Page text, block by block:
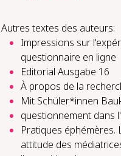
Autres textes des auteurs:
Impressions sur
questionnaire en ligne
Editorial Ausgabe 16
À propos de la
Mit Schüler*innen
questionnement dans
Pratiques éphémères.
attitude des